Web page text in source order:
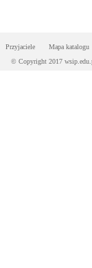
Przyjaciele
Mapa katalogu
© Copyright 2017